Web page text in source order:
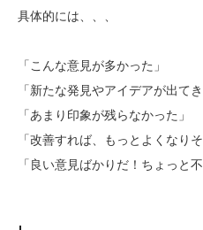
具体的には、、、
「こんな意見が多かった」
「新たな発見やアイデアが出てき
「あまり印象が残らなかった」
「改善すれば、もっとよくなりそ
「良い意見ばかりだ！ちょっと不